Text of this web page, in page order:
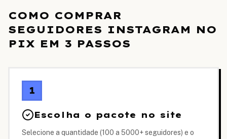
COMO COMPRAR
SEGUIDORES INSTAGRAM NO
PIX EM 3 PASSOS
1
Escolha o pacote no site
Selecione a quantidade (100 a 5000+ seguidores) e o